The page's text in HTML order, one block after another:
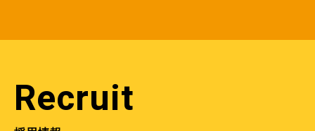
Recruit